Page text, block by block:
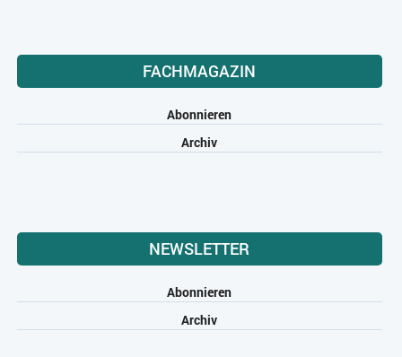
FACHMAGAZIN
Abonnieren
Archiv
NEWSLETTER
Abonnieren
Archiv